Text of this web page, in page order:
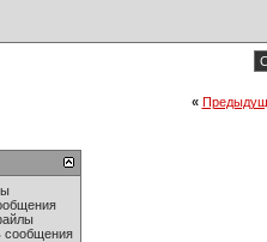
«
сообщения